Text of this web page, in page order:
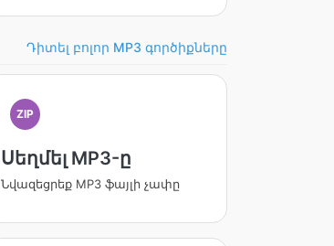
Դիտել բոլոր MP3 գործիքները
ZIP
Սեղմել MP3-ը
Նվազեցրեք MP3 ֆայլի չափը